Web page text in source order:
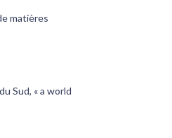
matières
Sud, « a world